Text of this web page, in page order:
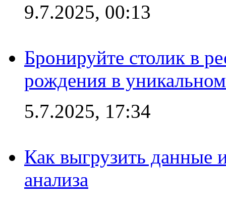
9.7.2025, 00:13
Бронируйте столик в
рождения в
5.7.2025, 17:34
Как выгрузить данные
анализа